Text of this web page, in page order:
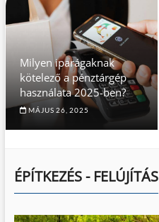
Milyen iparágaknak
kötelező a pénztárgép
használata 2025-ben?
MÁJUS 26, 2025
ÉPÍTKEZÉS - FELÚJÍTÁS